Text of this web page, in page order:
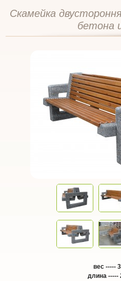
Скамейка
бетона
вес -----
длина -----